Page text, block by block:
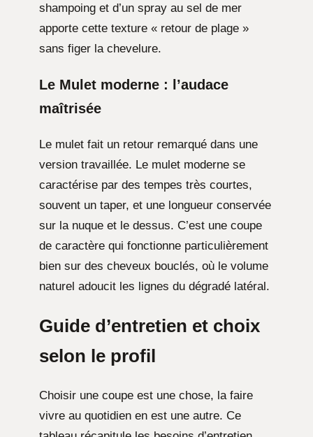
shampoing et d’un spray au sel de mer
apporte cette texture « retour de plage »
sans figer la chevelure.
Le Mulet moderne : l’audace
maîtrisée
Le mulet fait un retour remarqué dans une
version travaillée. Le mulet moderne se
caractérise par des tempes très courtes,
souvent un taper, et une longueur conservée
sur la nuque et le dessus. C’est une coupe
de caractère qui fonctionne particulièrement
bien sur des cheveux bouclés, où le volume
naturel adoucit les lignes du dégradé latéral.
Guide d’entretien et choix
selon le profil
Choisir une coupe est une chose, la faire
vivre au quotidien en est une autre. Ce